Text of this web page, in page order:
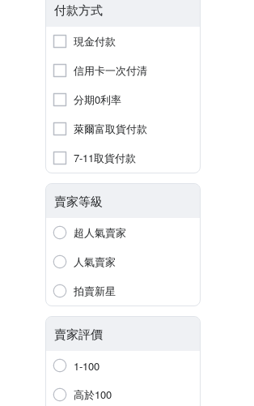
付款方式
現金付款
信用卡一次付清
分期0利率
萊爾富取貨付款
7-11取貨付款
賣家等級
超人氣賣家
人氣賣家
拍賣新星
賣家評價
1-100
高於100